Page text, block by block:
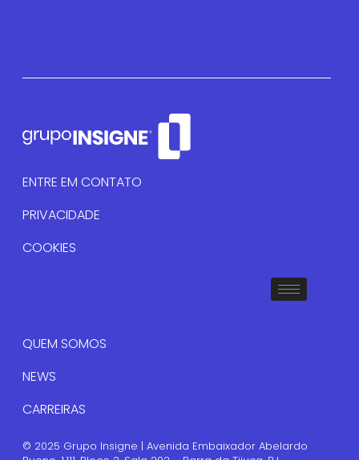
ENTRE EM CONTATO
PRIVACIDADE
COOKIES
QUEM SOMOS
NEWS
CARREIRAS
© 2025 Grupo Insigne | Avenida Embaixador Abelardo